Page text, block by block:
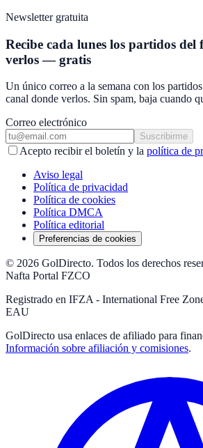
Newsletter gratuita
Recibe cada lunes los partidos del
verlos — gratis
Un único correo a la semana con los
canal donde verlos. Sin spam, baja cuando
Correo electrónico
Suscribirme
Acepto recibir el boletín y la política de
Aviso legal
Política de privacidad
Política de cookies
Política DMCA
Política editorial
Preferencias de cookies
© 2026 GolDirecto. Todos los derechos
Nafta Portal FZCO
Registrado en IFZA - International Free
EAU
GolDirecto usa enlaces de afiliado para
Información sobre afiliación y comisiones.